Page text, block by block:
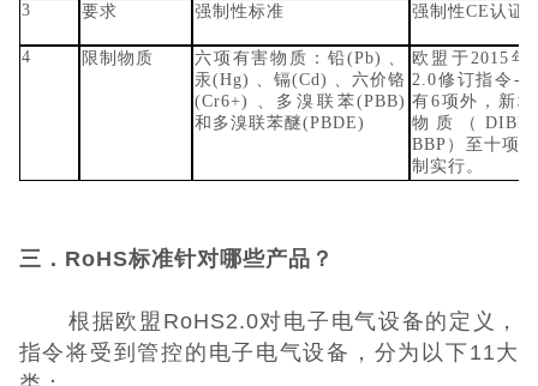
3 要求 强制性标准 强制性CE认证
4 限制物质
六项有害物质：铅(Pb) 、
汞(Hg) 、镉(Cd) 、六价铬
(Cr6+) 、多溴联苯(PBB)
和多溴联苯醚(PBDE)
欧盟于2015年
2.0修订指令-
有6项外，新
物质（DIBP
BBP）至十项
制实行。
三．RoHS标准针对哪些产品？
根据欧盟RoHS2.0对电子电气设备的定义，
指令将受到管控的电子电气设备，分为以下11大